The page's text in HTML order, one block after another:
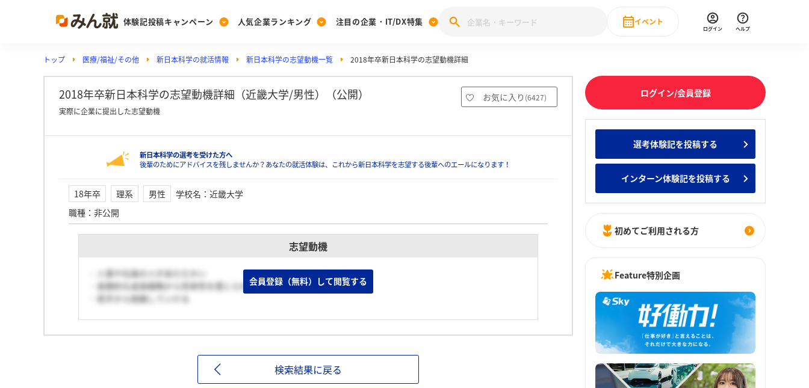
体験記投稿キャンペーン
Post
投稿する
[27卒] 本選考体験記投稿キャンペーン
人気企業ランキング
Ranking
ランキングを見る
みんなのDX企業就職ブランド調査
Vote
投票する
みんなの新卒就職人気企業ランキング みんなのインターン人気企業ランキ
注目の企業・IT/DX特集
PickUp
注目の企業特集
28卒 IT・DX現場社員インタビュー
イベント
直近のイベント一覧
ログイン ヘルプ
トップ 医療/福祉/その他 新日本科学の就活情報 新日本科学の志望動機一覧 2018年卒新日本科学の志望動機詳細
2018年卒新日本科学の志望動機詳細（近畿大学/男性）（公開） お気に入り (6427)
実際に企業に提出した志望動機
新日本科学の選考を受けた方へ
後輩のためにアドバイスを残しませんか？あなたの就活体験は、これから新日本科学を志望する後輩へのエールになります！
18年卒 理系 男性 学校名 ： 近畿大学
職種 ： 非公開
志望動機
・人事や社員の人があたたかい
・長期的な成長戦略から将来性を感じられる
・若手から挑戦していける
会員登録（無料）して閲覧する
検索結果に戻る
ログイン/会員登録
選考体験記を投稿する
インターン体験記を投稿する
初めてご利用される方
Feature特別企画